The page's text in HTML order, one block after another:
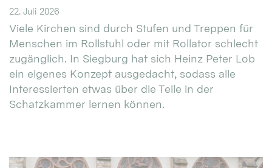
22. Juli 2026
Viele Kirchen sind durch Stufen und Treppen für
Menschen im Rollstuhl oder mit Rollator schlecht
zugänglich. In Siegburg hat sich Heinz Peter Lob
ein eigenes Konzept ausgedacht, sodass alle
Interessierten etwas über die Teile in der
Schatzkammer lernen können.